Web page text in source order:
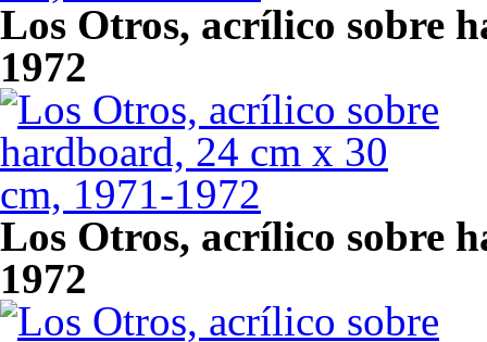
Los Otros, acrílico sobre
1972
Los Otros, acrílico sobre
1972